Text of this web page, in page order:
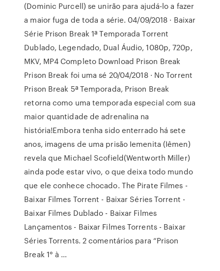
(Dominic Purcell) se unirão para ajudá-lo a fazer
a maior fuga de toda a série. 04/09/2018 · Baixar
Série Prison Break 1ª Temporada Torrent
Dublado, Legendado, Dual Áudio, 1080p, 720p,
MKV, MP4 Completo Download Prison Break
Prison Break foi uma sé 20/04/2018 · No Torrent
Prison Break 5ª Temporada, Prison Break
retorna como uma temporada especial com sua
maior quantidade de adrenalina na
história!Embora tenha sido enterrado há sete
anos, imagens de uma prisão Iemenita (Iêmen)
revela que Michael Scofield(Wentworth Miller)
ainda pode estar vivo, o que deixa todo mundo
que ele conhece chocado. The Pirate Filmes -
Baixar Filmes Torrent - Baixar Séries Torrent -
Baixar Filmes Dublado - Baixar Filmes
Lançamentos - Baixar Filmes Torrents - Baixar
Séries Torrents. 2 comentários para “Prison
Break 1° à …